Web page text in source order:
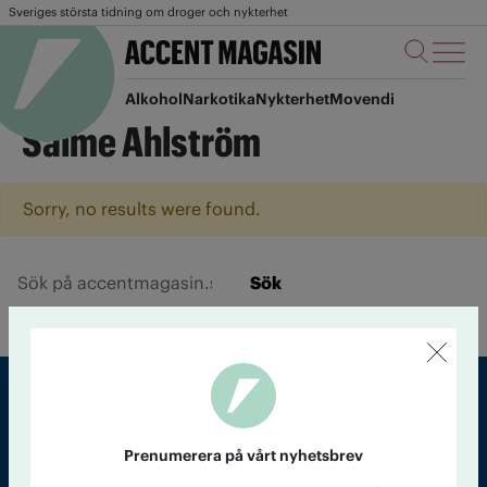
Sveriges största tidning om droger och nykterhet
AlkoholNarkotikaNykterhetMovendi
Salme Ahlström
Sorry, no results were found.
Sök
Prenumerera på vårt nyhetsbrev